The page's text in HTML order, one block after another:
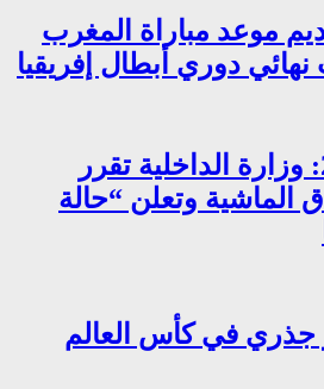
موعد مباراة المغرب
دوري أبطال إفريقيا
عيد الأضحى 2026: وزارة الداخلية تقرر
الماشية وتعلن “حالة
جذري في كأس العالم